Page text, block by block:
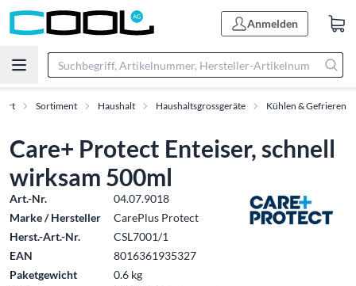
Anmelden
Sortiment Haushalt Haushaltsgrossgeräte Kühlen & Gefrieren
Care+ Protect Enteiser, schnell
wirksam 500ml
Art.-Nr.
04.07.9018
Marke / Hersteller
CarePlus Protect
Herst.-Art.-Nr.
CSL7001/1
EAN
8016361935327
Paketgewicht
0.6 kg